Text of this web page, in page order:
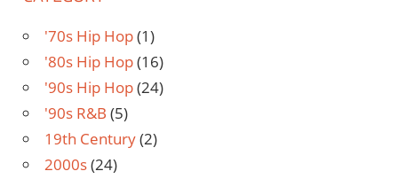
'70s Hip Hop(1)
'80s Hip Hop(16)
'90s Hip Hop(24)
'90s R&B (5)
19th Century(2)
2000s(24)